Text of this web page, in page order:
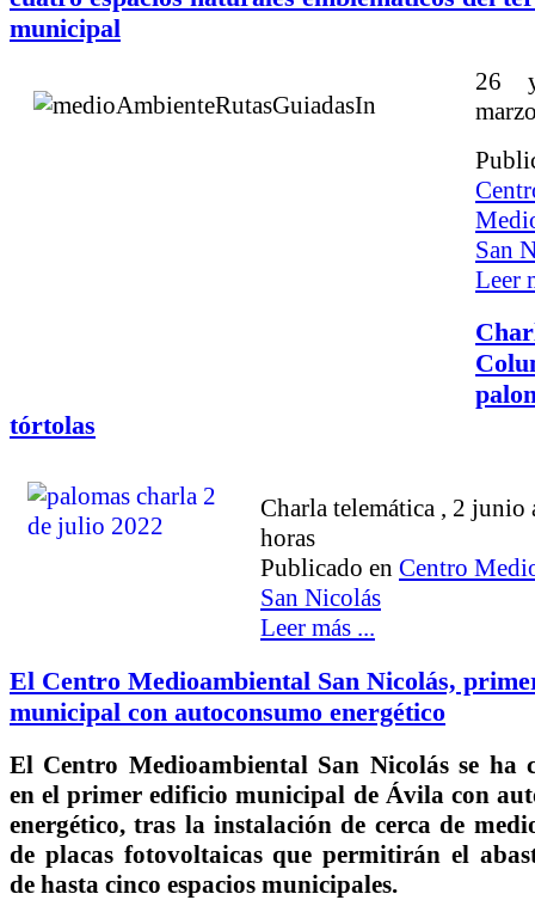
municipal
26
San
Leer
tórtolas
Charla telemática , 2 junio
horas
Publicado en Centro
San Nicolás
Leer más ...
El Centro Medioambiental San Nicolás,
municipal con autoconsumo energético
El Centro Medioambiental San Nicolás se ha
en el primer edificio municipal de Ávila con
energético, tras la instalación de cerca de
de placas fotovoltaicas que permitirán el
de hasta cinco espacios municipales.